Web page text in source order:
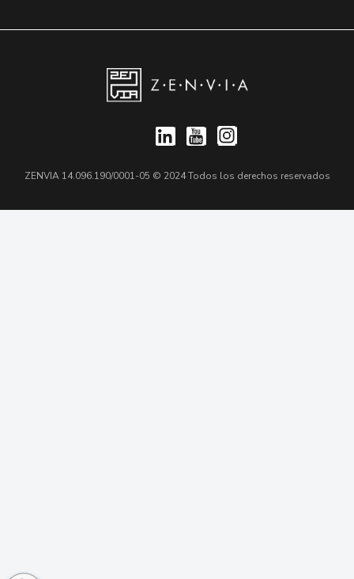
ZENVIA 14.096.190/0001-05 © 2024 Todos los derechos reservados